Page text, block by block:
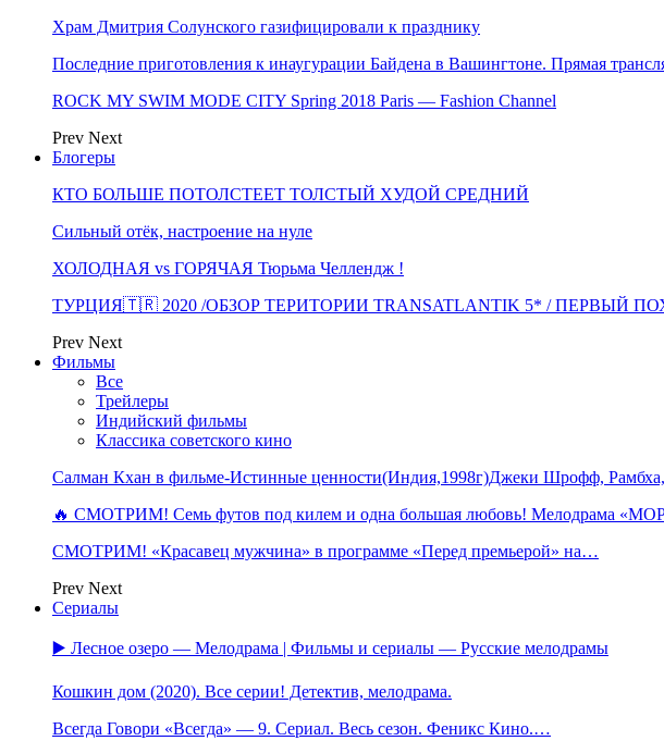
Храм Дмитрия Солунского газифицировали к празднику
Последние приготовления к инаугурации Байдена в Вашингтоне. Прямая
ROCK MY SWIM MODE CITY Spring 2018 Paris — Fashion Channel
Prev Next
Блогеры
КТО БОЛЬШЕ ПОТОЛСТЕЕТ ТОЛСТЫЙ ХУДОЙ СРЕДНИЙ
Сильный отёк, настроение на нуле
ХОЛОДНАЯ vs ГОРЯЧАЯ Тюрьма Челлендж !
ТУРЦИЯ🇹🇷 2020 /ОБЗОР ТЕРИТОРИИ TRANSATLANTIK 5* / ПЕРВЫЙ
Prev Next
Фильмы
Все
Трейлеры
Индийский фильмы
Классика советского кино
Салман Кхан в фильме-Истинные ценности(Индия,1998г)Джеки Шрофф,
🔥 СМОТРИМ! Семь футов под килем и одна большая любовь! Мелодрама
СМОТРИМ! «Красавец мужчина» в программе «Перед премьерой» на…
Prev Next
Сериалы
▶️ Лесное озеро — Мелодрама | Фильмы и сериалы — Русские мелодрамы
Кошкин дом (2020). Все серии! Детектив, мелодрама.
Всегда Говори «Всегда» — 9. Сериал. Весь сезон. Феникс Кино.…